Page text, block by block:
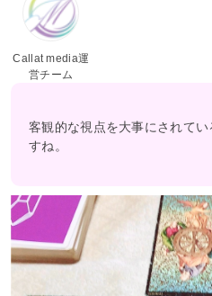
Callat media運
営チーム
客観的な視点を大事にされてい
すね。